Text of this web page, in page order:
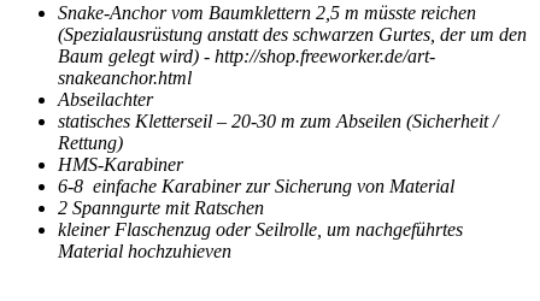
Snake-Anchor vom Baumklettern 2,5 m müsste reichen
(Spezialausrüstung anstatt des schwarzen Gurtes, der um den
Baum gelegt wird) - http://shop.freeworker.de/art-
snakeanchor.html
Abseilachter
statisches Kletterseil – 20-30 m zum Abseilen (Sicherheit /
Rettung)
HMS-Karabiner
6-8 einfache Karabiner zur Sicherung von Material
2 Spanngurte mit Ratschen
kleiner Flaschenzug oder Seilrolle, um nachgeführtes
Material hochzuhieven